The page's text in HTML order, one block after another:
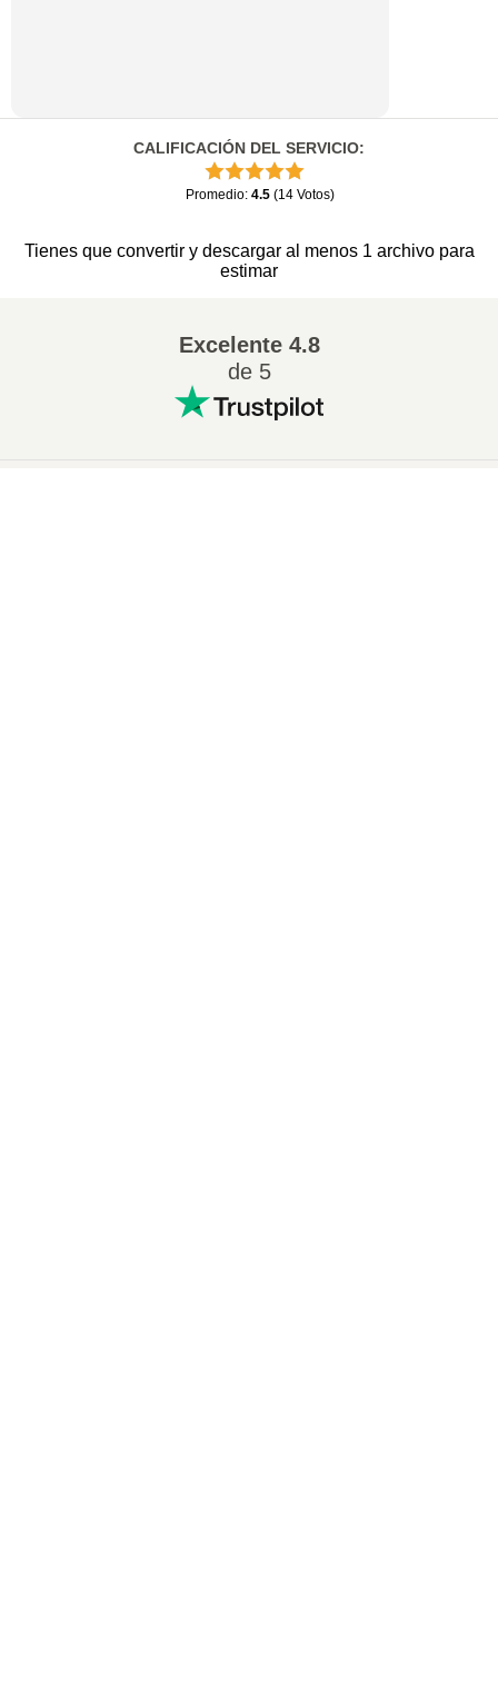
CALIFICACIÓN DEL SERVICIO:
Promedio: 4.5 (14 Votos)
Tienes que convertir y descargar al menos 1 archivo para
estimar
Excelente4.8
de 5